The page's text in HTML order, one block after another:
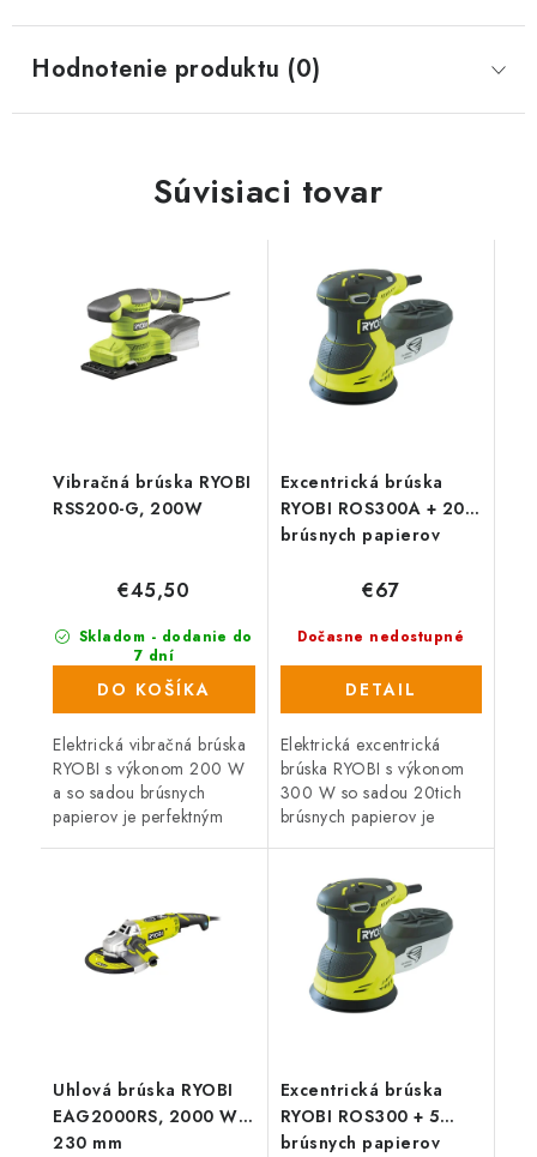
Hodnotenie produktu (0)
Súvisiaci tovar
Vibračná brúska RYOBI
RSS200-G, 200W
Skladom - dodanie do
7 dní
(988 ks)
€45,50
DO KOŠÍKA
Elektrická vibračná brúska
RYOBI s výkonom 200 W
a so sadou brúsnych
papierov je perfektným
Excentrická brúska
RYOBI ROS300A + 20
brúsnych papierov
Dočasne nedostupné
€67
DETAIL
Elektrická excentrická
brúska RYOBI s výkonom
300 W so sadou 20tich
brúsnych papierov je
majstrov a remeselníkov.
Dodávaná v...
Uhlová brúska RYOBI
EAG2000RS, 2000 W,
230 mm
Excentrická brúska
RYOBI ROS300 + 5
brúsnych papierov